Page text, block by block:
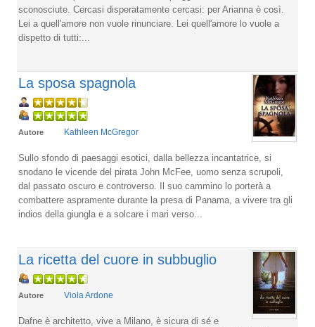
sconosciute. Cercasi disperatamente cercasi: per Arianna è così.
Lei a quell'amore non vuole rinunciare. Lei quell'amore lo vuole a
dispetto di tutti:...
La sposa spagnola
Autore Kathleen McGregor
Sullo sfondo di paesaggi esotici, dalla bellezza incantatrice, si
snodano le vicende del pirata John McFee, uomo senza scrupoli,
dal passato oscuro e controverso. Il suo cammino lo porterà a
combattere aspramente durante la presa di Panama, a vivere tra gli
indios della giungla e a solcare i mari verso...
La ricetta del cuore in subbuglio
Autore Viola Ardone
Dafne è architetto, vive a Milano, è sicura di sé e